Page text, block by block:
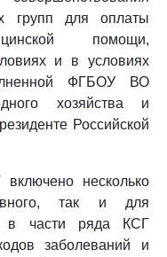
групп для оплаты
помощи,
и в условиях
ФГБОУ ВО
хозяйства и
Российской
несколько
так и для
в части ряда КСГ
заболеваний и